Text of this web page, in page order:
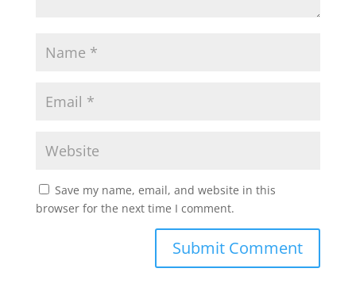
Save my name, email, and website in this
browser for the next time I comment.